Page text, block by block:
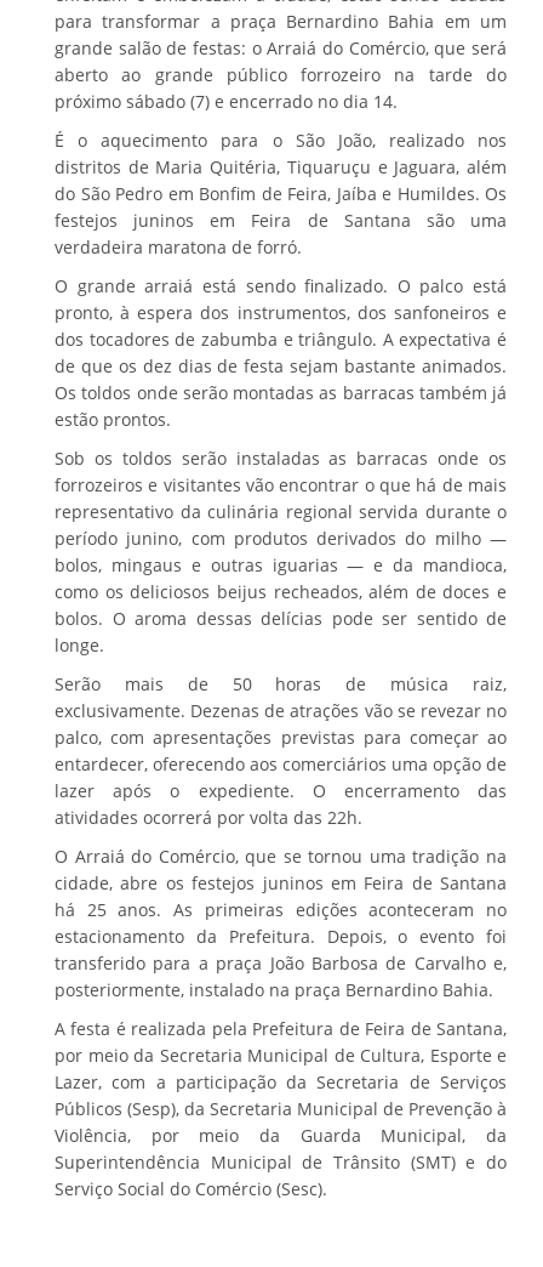
para transformar a praça Bernardino Bahia em um
grande salão de festas: o Arraiá do Comércio, que será
aberto ao grande público forrozeiro na tarde do
próximo sábado (7) e encerrado no dia 14.
É o aquecimento para o São João, realizado nos
distritos de Maria Quitéria, Tiquaruçu e Jaguara, além
do São Pedro em Bonfim de Feira, Jaíba e Humildes. Os
festejos juninos em Feira de Santana são uma
verdadeira maratona de forró.
O grande arraiá está sendo finalizado. O palco está
pronto, à espera dos instrumentos, dos sanfoneiros e
dos tocadores de zabumba e triângulo. A expectativa é
de que os dez dias de festa sejam bastante animados.
Os toldos onde serão montadas as barracas também já
estão prontos.
Sob os toldos serão instaladas as barracas onde os
forrozeiros e visitantes vão encontrar o que há de mais
representativo da culinária regional servida durante o
período junino, com produtos derivados do milho —
bolos, mingaus e outras iguarias — e da mandioca,
como os deliciosos beijus recheados, além de doces e
bolos. O aroma dessas delícias pode ser sentido de
longe.
Serão mais de 50 horas de música raiz,
exclusivamente. Dezenas de atrações vão se revezar no
palco, com apresentações previstas para começar ao
entardecer, oferecendo aos comerciários uma opção de
lazer após o expediente. O encerramento das
atividades ocorrerá por volta das 22h.
O Arraiá do Comércio, que se tornou uma tradição na
cidade, abre os festejos juninos em Feira de Santana
há 25 anos. As primeiras edições aconteceram no
estacionamento da Prefeitura. Depois, o evento foi
transferido para a praça João Barbosa de Carvalho e,
posteriormente, instalado na praça Bernardino Bahia.
A festa é realizada pela Prefeitura de Feira de Santana,
por meio da Secretaria Municipal de Cultura, Esporte e
Lazer, com a participação da Secretaria de Serviços
Públicos (Sesp), da Secretaria Municipal de Prevenção à
Violência, por meio da Guarda Municipal, da
Superintendência Municipal de Trânsito (SMT) e do
Serviço Social do Comércio (Sesc).